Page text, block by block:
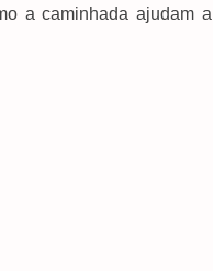
a caminhada ajudam a